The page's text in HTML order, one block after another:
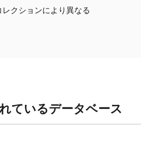
レクションにより異なる
ているデータベース